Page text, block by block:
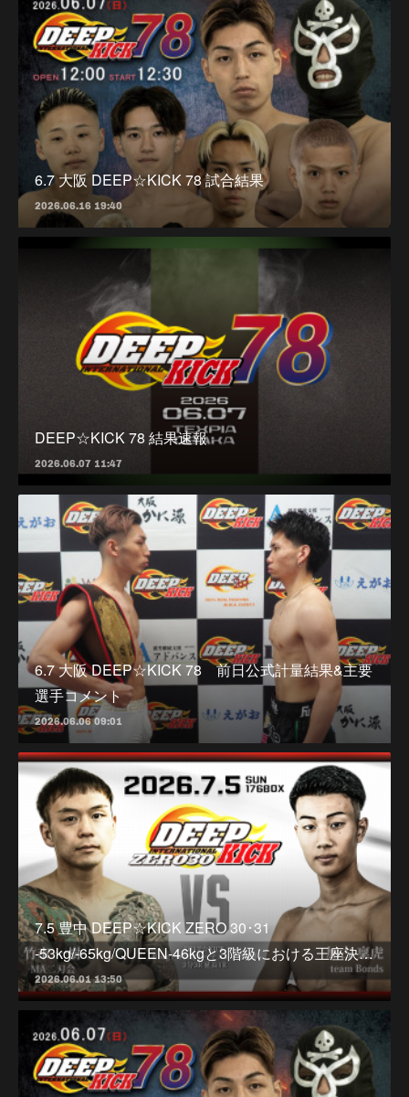
6.7 大阪 DEEP☆KICK 78 試合結果
2026.06.16 19:40
DEEP☆KICK 78 結果速報
2026.06.07 11:47
6.7 大阪 DEEP☆KICK 78 前日公式計量結果&主要
選手コメント
2026.06.06 09:01
7.5 豊中 DEEP☆KICK ZERO 30･31
-53kg/-65kg/QUEEN-46kgと3階級における王座決…
2026.06.01 13:50